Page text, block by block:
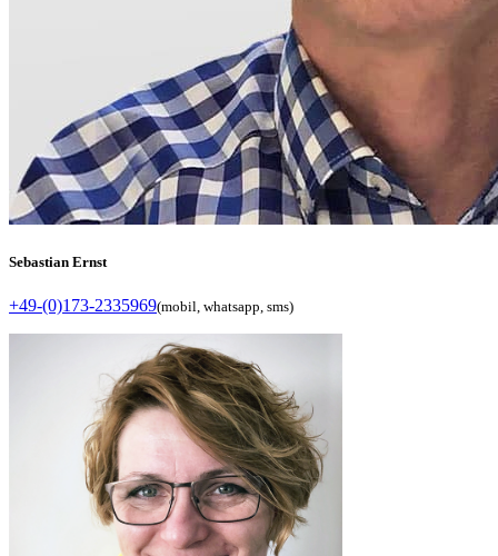
Sebastian Ernst
+49-(0)173-2335969(mobil, whatsapp, sms)